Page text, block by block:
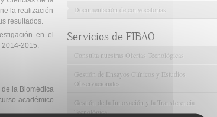
la realización
resultados.
en el
2015.
la Biomédica
académico
Documentación de convocatorias
Servicios de FIBAO
Consulta nuestras Ofertas Tecnológicas
Gestión de Ensayos Clínicos y Estudios
Observacionales
Gestión de la Innovación y la Transferencia
Tecnológica